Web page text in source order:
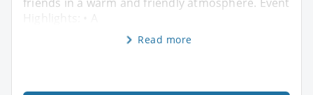
Highlights: • A
Read more